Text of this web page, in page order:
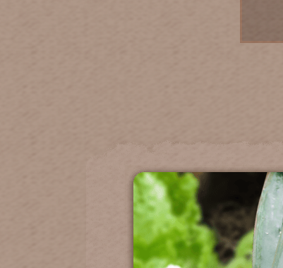
詳細說明